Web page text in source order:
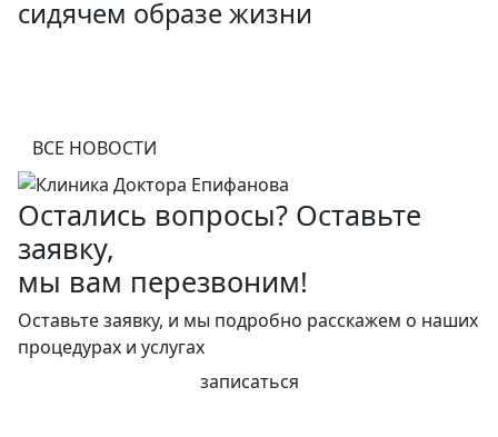
сидячем образе жизни
ВСЕ НОВОСТИ
Остались вопросы? Оставьте
заявку,
мы вам перезвоним!
Оставьте заявку, и мы подробно расскажем о наших
процедурах и услугах
записаться